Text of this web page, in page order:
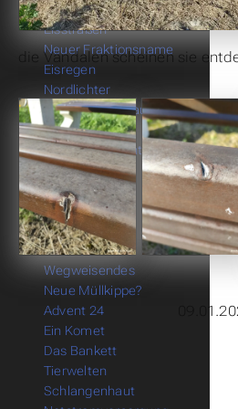
die Vandalen scheinen sie
Eis-Wasser
Eisstraßen
Neuer Fraktionsname
Eisregen
Nordlichter
Eisiger Sonnenaufgang
Schandfleck
Kalte Weihnacht
Subbotnik
Tiefflug
Wilde Nächte
Ballonüberfahrt
Luftkreuz
Wegweisendes
Neue Müllkippe?
Advent 24
Ein Komet
Das Bankett
Tierwelten
Schlangenhaut